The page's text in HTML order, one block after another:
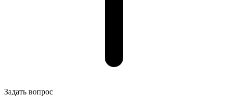
Задать вопрос